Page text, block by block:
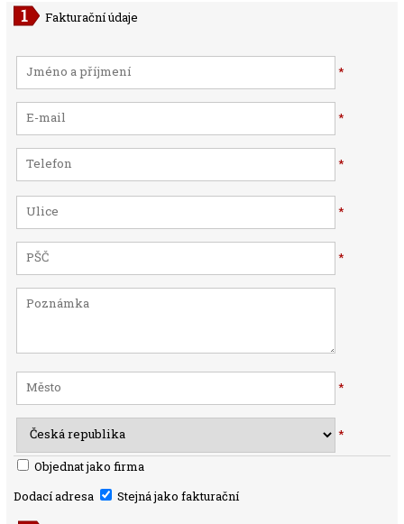
Fakturační údaje
*
*
*
*
*
*
*
Objednat jako firma
Dodací adresa
Stejná jako fakturační